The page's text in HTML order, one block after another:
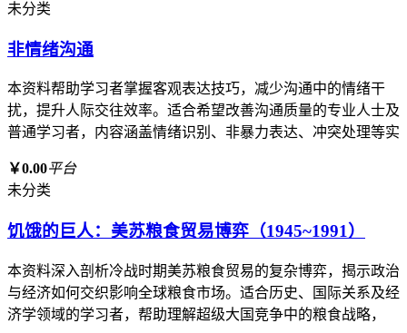
未分类
非情绪沟通
本资料帮助学习者掌握客观表达技巧，减少沟通中的情绪干
扰，提升人际交往效率。适合希望改善沟通质量的专业人士及
普通学习者，内容涵盖情绪识别、非暴力表达、冲突处理等实
￥0.00平台
未分类
饥饿的巨人：美苏粮食贸易博弈（1945~1991）
本资料深入剖析冷战时期美苏粮食贸易的复杂博弈，揭示政治
与经济如何交织影响全球粮食市场。适合历史、国际关系及经
济学领域的学习者，帮助理解超级大国竞争中的粮食战略，